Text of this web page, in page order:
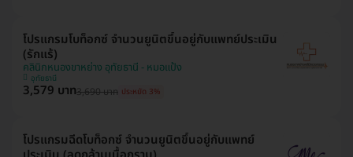
โปรแกรมโบท็อกซ์ จำนวนยูนิตขึ้นอยู่กับแพทย์ประเมิน
(รักแร้)
คลินิกหนองขาหย่าง อุทัยธานี - หมอแป้ง
อุทัยธานี
3,579 บาท3,690 บาท ประหยัด 3%
โปรแกรมฉีดโบท็อกซ์ จำนวนยูนิตขึ้นอยู่กับแพทย์